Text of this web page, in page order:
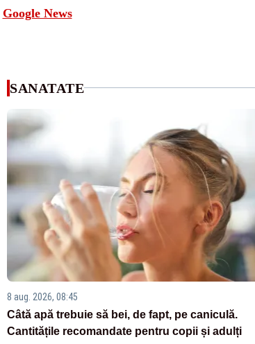
Google News
SANATATE
8 aug. 2026, 08:45
Câtă apă trebuie să bei, de fapt, pe caniculă.
Cantitățile recomandate pentru copii și adulți